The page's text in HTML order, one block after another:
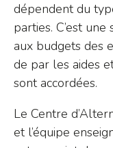
dépendent du
parties. C’est
aux budgets des
de par les aides
sont accordées.
Le Centre
et l’équipe